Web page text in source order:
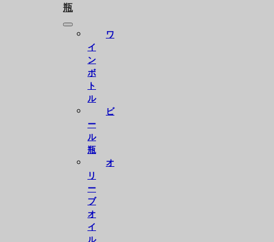
瓶
ワ
イ
ン
ボ
ト
ル
ビ
ー
ル
瓶
オ
リ
ー
ブ
オ
イ
ル